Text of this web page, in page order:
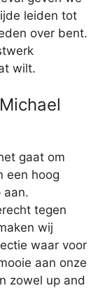
leiden tot
over bent.
wilt.
gaat om
een hoog
aan.
tegen
wij
waar voor
aan onze
zowel up and